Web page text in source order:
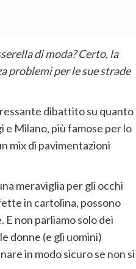
di moda? Certo, la
problemi per le sue strade
dibattito su quanto
e Milano, più famose per lo
mix di pavimentazioni
meraviglia per gli occhi
in cartolina, possono
non parliamo solo dei
donne (e gli uomini)
in modo sicuro se non si